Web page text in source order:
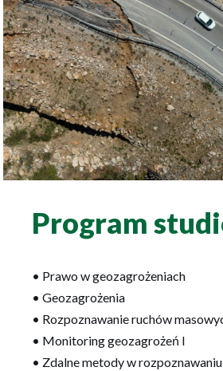
Program
• Prawo w geozagrożeniach
• Geozagrożenia
• Rozpoznawanie ruchów
• Monitoring geozagrożeń I
• Zdalne metody w